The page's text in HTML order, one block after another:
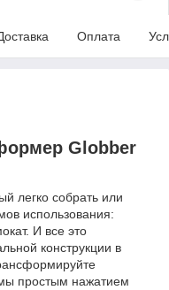
Оплата
Globber
легко собрать или
использования:
И все это
конструкции в
простым нажатием